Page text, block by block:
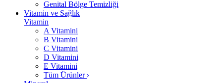
Genital Bölge Temizliği
Vitamin ve Sağlık
Vitamin
A Vitamini
B Vitamini
C Vitamini
D Vitamini
E Vitamini
Tüm Ürünler